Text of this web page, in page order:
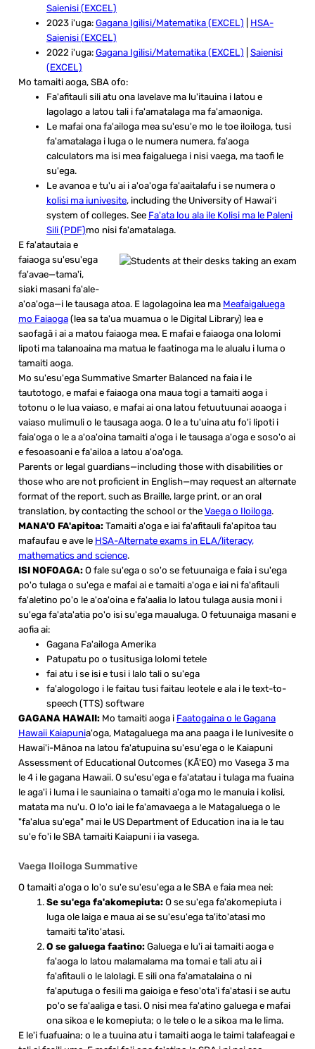
Saienisi (EXCEL)
2023 i'uga: Gagana Igilisi/Matematika (EXCEL)
HSA-
Saienisi (EXCEL)
2022 i'uga: Gagana Igilisi/Matematika (EXCEL)
Saienisi
(EXCEL)
Mo tamaiti aoga, SBA ofo:
Fa'afitauli sili atu ona lavelave ma lu'itauina i latou e
lagolago a latou tali i fa'amatalaga ma fa'amaoniga.
Le mafai ona fa'ailoga mea su'esu'e mo le toe iloiloga, tusi
fa'amatalaga i luga o le numera numera, fa'aoga
calculators ma isi mea faigaluega i nisi vaega, ma taofi le
su'ega.
Le avanoa e tu'u ai i a'oa'oga fa'aaitalafu i se numera o
kolisi ma iunivesite, including the University of Hawaiʻi
system of colleges. See Fa'ata lou ala ile Kolisi ma le Paleni
Sili (PDF)mo nisi fa'amatalaga.
E fa'atautaia e
faiaoga su'esu'ega
fa'avae—tama'i,
siaki masani fa'ale-
a'oa'oga—i le tausaga atoa. E lagolagoina lea ma Meafaigaluega
mo Faiaoga(lea sa ta'ua muamua o le Digital Library) lea e
saofagā i ai a matou faiaoga mea. E mafai e faiaoga ona lolomi
lipoti ma talanoaina ma matua le faatinoga ma le alualu i luma o
tamaiti aoga.
Mo su'esu'ega Summative Smarter Balanced na faia i le
tautotogo, e mafai e faiaoga ona maua togi a tamaiti aoga i
totonu o le lua vaiaso, e mafai ai ona latou fetuutuunai aoaoga i
vaiaso mulimuli o le tausaga aoga. O le a tu'uina atu fo'i lipoti i
faia'oga o le a a'oa'oina tamaiti a'oga i le tausaga a'oga e soso'o ai
e fesoasoani e fa'ailoa a latou a'oa'oga.
Parents or legal guardians—including those with disabilities or
those who are not proficient in English—may request an alternate
format of the report, such as Braille, large print, or an oral
translation, by contacting the school or the Vaega o Iloiloga.
MANA'O FA'apitoa:Tamaiti a'oga e iai fa'afitauli fa'apitoa tau
mafaufau e ave le HSA-Alternate exams in ELA/literacy,
mathematics and science.
ISI NOFOAGA:O fale su'ega o so'o se fetuunaiga e faia i su'ega
po'o tulaga o su'ega e mafai ai e tamaiti a'oga e iai ni fa'afitauli
fa'aletino po'o le a'oa'oina e fa'aalia lo latou tulaga ausia moni i
su'ega fa'ata'atia po'o isi su'ega maualuga. O fetuunaiga masani e
aofia ai:
Gagana Fa'ailoga Amerika
Patupatu po o tusitusiga lolomi tetele
fai atu i se isi e tusi i lalo tali o su'ega
fa'alogologo i le faitau tusi faitau leotele e ala i le text-to-
speech (TTS) software
GAGANA HAWAII:Mo tamaiti aoga i Faatogaina o le Gagana
Hawaii Kaiapunia'oga, Matagaluega ma ana paaga i le Iunivesite o
Hawai'i-Mānoa na latou fa'atupuina su'esu'ega o le Kaiapuni
Assessment of Educational Outcomes (KĀ'EO) mo Vasega 3 ma
le 4 i le gagana Hawaii. O su'esu'ega e fa'atatau i tulaga ma fuaina
le aga'i i luma i le sauniaina o tamaiti a'oga mo le manuia i kolisi,
matata ma nu'u. O lo'o iai le fa'amavaega a le Matagaluega o le
"fa'alua su'ega" mai le US Department of Education ina ia le tau
su'e fo'i le SBA tamaiti Kaiapuni i ia vasega.
Vaega Iloiloga Summative
O tamaiti a'oga o lo'o su'e su'esu'ega a le SBA e faia mea nei:
Se su'ega fa'akomepiuta:O se su'ega fa'akomepiuta i
luga ole laiga e maua ai se su'esu'ega ta'ito'atasi mo
tamaiti ta'ito'atasi.
O se galuega faatino:Galuega e lu'i ai tamaiti aoga e
fa'aoga lo latou malamalama ma tomai e tali atu ai i
fa'afitauli o le lalolagi. E sili ona fa'amatalaina o ni
fa'aputuga o fesili ma gaioiga e feso'ota'i fa'atasi i se autu
po'o se fa'aaliga e tasi. O nisi mea fa'atino galuega e mafai
ona sikoa e le komepiuta; o le tele o le a sikoa ma le lima.
E le'i fuafuaina; o le a tuuina atu i tamaiti aoga le taimi talafeagai e